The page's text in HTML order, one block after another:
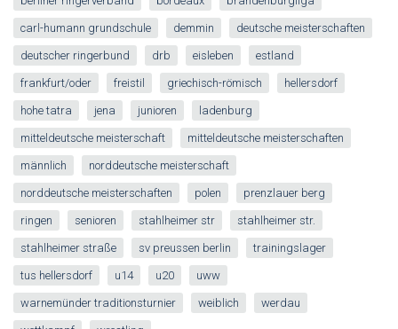
carl-humann grundschule demmin deutsche meisterschaften
deutscher ringerbund drb eisleben estland
frankfurt/oder freistil griechisch-römisch hellersdorf
hohe tatra jena junioren ladenburg
mitteldeutsche meisterschaft mitteldeutsche meisterschaften
männlich norddeutsche meisterschaft
norddeutsche meisterschaften polen prenzlauer berg
ringen senioren stahlheimer str stahlheimer str.
stahlheimer straße sv preussen berlin trainingslager
tus hellersdorf u14 u20 uww
warnemünder traditionsturnier weiblich werdau